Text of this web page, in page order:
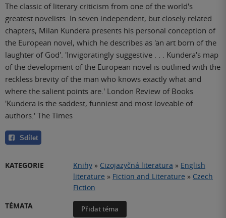
The classic of literary criticism from one of the world's
greatest novelists. In seven independent, but closely related
chapters, Milan Kundera presents his personal conception of
the European novel, which he describes as 'an art born of the
laughter of God'. 'Invigoratingly suggestive . . . Kundera's map
of the development of the European novel is outlined with the
reckless brevity of the man who knows exactly what and
where the salient points are.' London Review of Books
'Kundera is the saddest, funniest and most loveable of
authors.' The Times
Sdílet
KATEGORIE Knihy » Cizojazyčná literatura » English
literature » Fiction and Literature » Czech
Fiction
TÉMATA
Přidat téma